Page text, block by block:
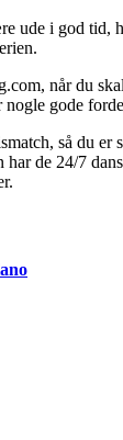
ude i god tid,
når du
nogle gode
så du er
har de 24/7